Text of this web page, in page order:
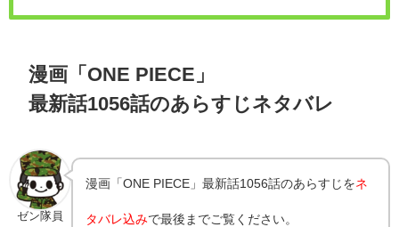
漫画「ONE PIECE」
最新話1056話のあらすじネタバレ
ゼン隊員
漫画「ONE PIECE」最新話1056話のあらすじをネ
タバレ込みで最後までご覧ください。